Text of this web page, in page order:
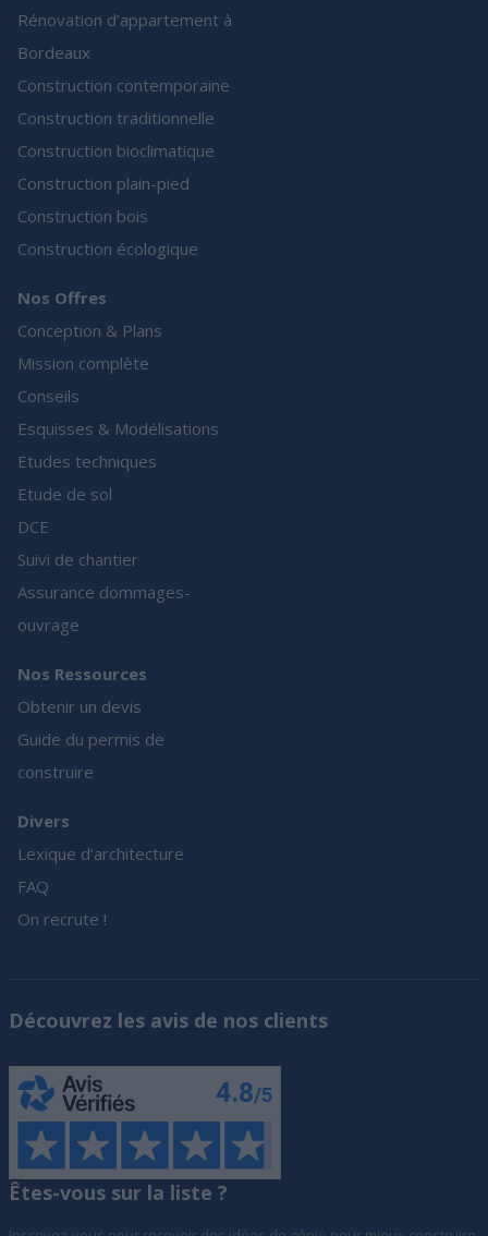
Rénovation d’appartement à
Bordeaux
Construction contemporaine
Construction traditionnelle
Construction bioclimatique
Construction plain-pied
Construction bois
Construction écologique
Nos Offres
Conception & Plans
Mission complète
Conseils
Esquisses & Modélisations
Etudes techniques
Etude de sol
DCE
Suivi de chantier
Assurance dommages-
ouvrage
Nos Ressources
Obtenir un devis
Guide du permis de
construire
Divers
Lexique d’architecture
FAQ
On recrute !
Découvrez les avis de nos clients
Êtes-vous sur la liste ?